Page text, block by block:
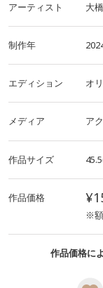
アーティスト 大
制作年
エディション オ
メディア ア
作品サイズ
作品価格
※額
作品価格に